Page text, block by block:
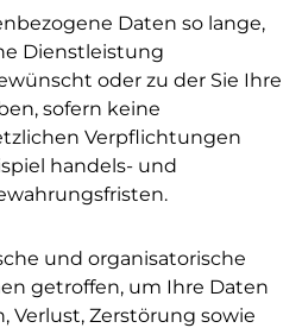
Daten so lange,
Dienstleistung
oder zu der Sie Ihre
sofern keine
Verpflichtungen
handels- und
und organisatorische
getroffen, um Ihre Daten
Verlust, Zerstörung sowie